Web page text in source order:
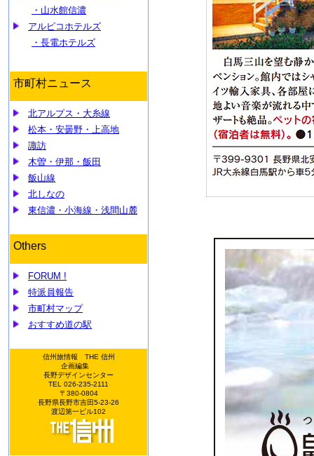
・山水館信濃
アルピコホテルズ
・長電ホテルズ
市町村ニュース
北アルプス・大糸線
松本・安曇野・上高地
諏訪
木曽・伊那・飯田
飯山線
北しなの
東信濃・小海線・浅間山麓
Others
FORUM !
特派員報告
市町村マップ
おすすめ道の駅
信州旅情報 THE 信州
企画編集
長野デザインセンター
TEL 026-235-2111
〒380-0804
長野県長野市吉田5-23-26
渡辺第一ビル102